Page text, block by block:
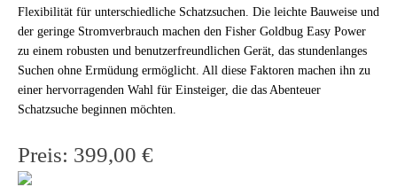
Flexibilität für unterschiedliche Schatzsuchen. Die leichte Bauweise und
der geringe Stromverbrauch machen den Fisher Goldbug Easy Power
zu einem robusten und benutzerfreundlichen Gerät, das stundenlanges
Suchen ohne Ermüdung ermöglicht. All diese Faktoren machen ihn zu
einer hervorragenden Wahl für Einsteiger, die das Abenteuer
Schatzsuche beginnen möchten.
Preis: 399,00 €